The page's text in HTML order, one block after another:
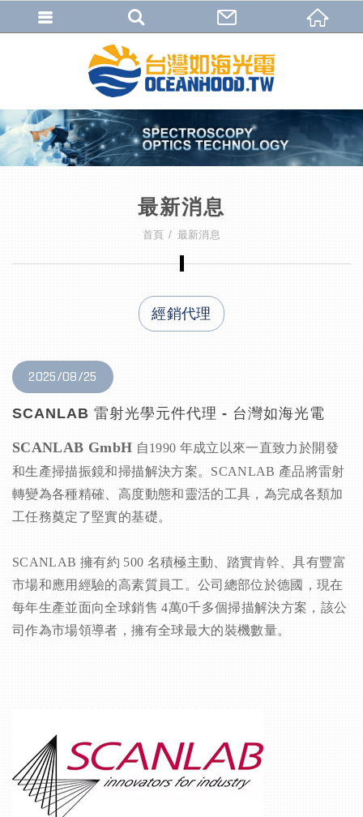
最新消息
首頁 最新消息
經銷代理
2025/08/25
SCANLAB 雷射光學元件代理 - 台灣如海光電
SCANLAB GmbH 自1990 年成立以來一直致力於開發
和生產掃描振鏡和掃描解決方案。SCANLAB 產品將雷射
轉變為各種精確、高度動態和靈活的工具，為完成各類加
工任務奠定了堅實的基礎。
SCANLAB 擁有約 500 名積極主動、踏實肯幹、具有豐富
市場和應用經驗的高素質員工。公司總部位於德國，現在
每年生產並面向全球銷售 4萬0千多個掃描解決方案，該公
司作為市場領導者，擁有全球最大的裝機數量。